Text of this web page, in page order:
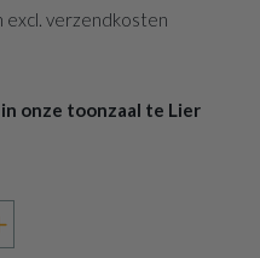
excl. verzendkosten
onze toonzaal te Lier